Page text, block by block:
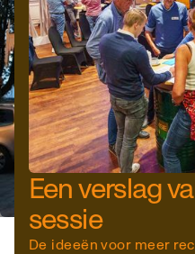
Een verslag
sessie
De ideeën voor meer